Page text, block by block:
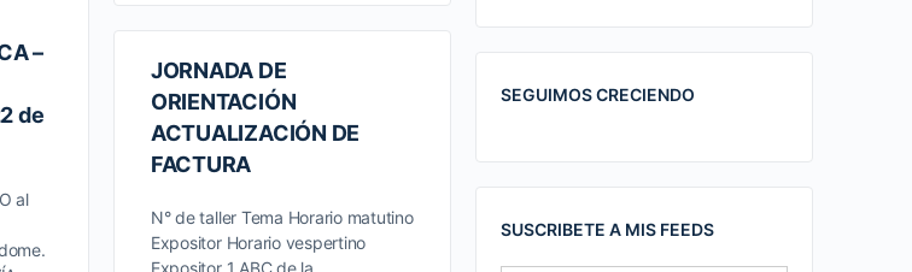
–
de
al
JORNADA DE
ORIENTACIÓN
ACTUALIZACIÓN DE
FACTURA
N° de taller Tema Horario matutino
Expositor Horario vespertino
SEGUIMOS CRECIENDO
SUSCRIBETE A MIS FEEDS